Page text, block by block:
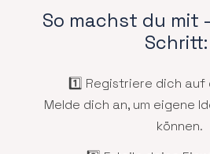
So machst du mit
Schritt:
1️⃣ Registriere dich auf
Melde dich an, um eigene
können.